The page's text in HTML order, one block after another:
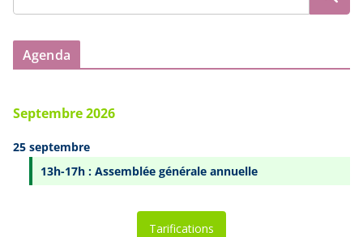
Agenda
Septembre 2026
25 septembre
13h-17h : Assemblée générale annuelle
Tarifications